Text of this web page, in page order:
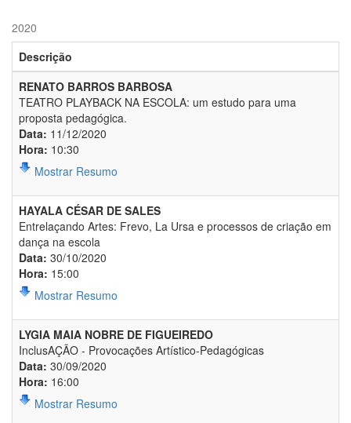
2020
Descrição
RENATO BARROS BARBOSA
TEATRO PLAYBACK NA ESCOLA: um estudo para uma
proposta pedagógica.
Data: 11/12/2020
Hora: 10:30
Mostrar Resumo
HAYALA CÉSAR DE SALES
Entrelaçando Artes: Frevo, La Ursa e processos de criação em
dança na escola
Data: 30/10/2020
Hora: 15:00
Mostrar Resumo
LYGIA MAIA NOBRE DE FIGUEIREDO
InclusAÇÃO - Provocações Artístico-Pedagógicas
Data: 30/09/2020
Hora: 16:00
Mostrar Resumo